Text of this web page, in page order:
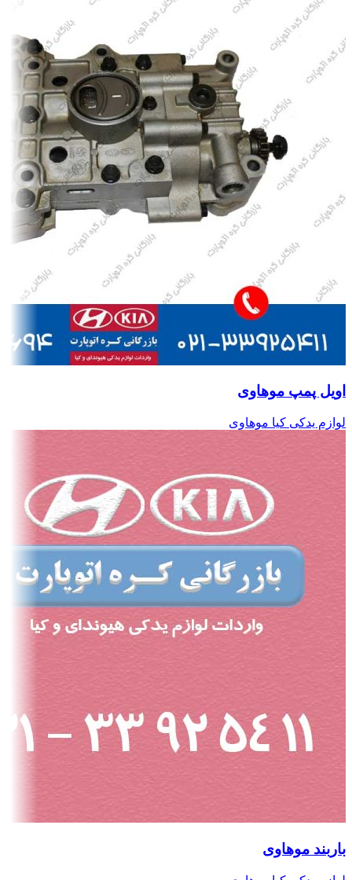
اویل پمپ موهاوی
لوازم یدکی کیا موهاوی
باربند موهاوی